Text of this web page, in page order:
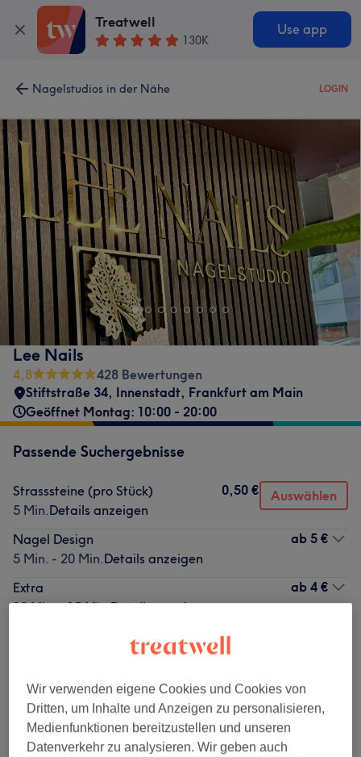
Treatwell
130K
Use app
Nagelstudios in der Nähe LOGIN
Lee Nails
4,8
428 Bewertungen
Stiftstraße 34, Innenstadt, Frankfurt am Main
Geöffnet Montag: 10:00 - 20:00
Passende Suchergebnisse
Strasssteine (pro Stück)
5 Min.Details anzeigen
0,50 € Auswählen
Nagel Design
5 Min. - 20 Min.Details anzeigen
ab 5 €
Extra
10 Min. - 15 Min.Details anzeigen
ab 4 €
Nicht gefunden wonach du gesucht hast?
Maniküre & Pediküre (9) ab 0,50 €
Wir verwenden eigene Cookies und Cookies von
Dritten, um Inhalte und Anzeigen zu personalisieren,
Medienfunktionen bereitzustellen und unseren
Datenverkehr zu analysieren. Wir geben auch